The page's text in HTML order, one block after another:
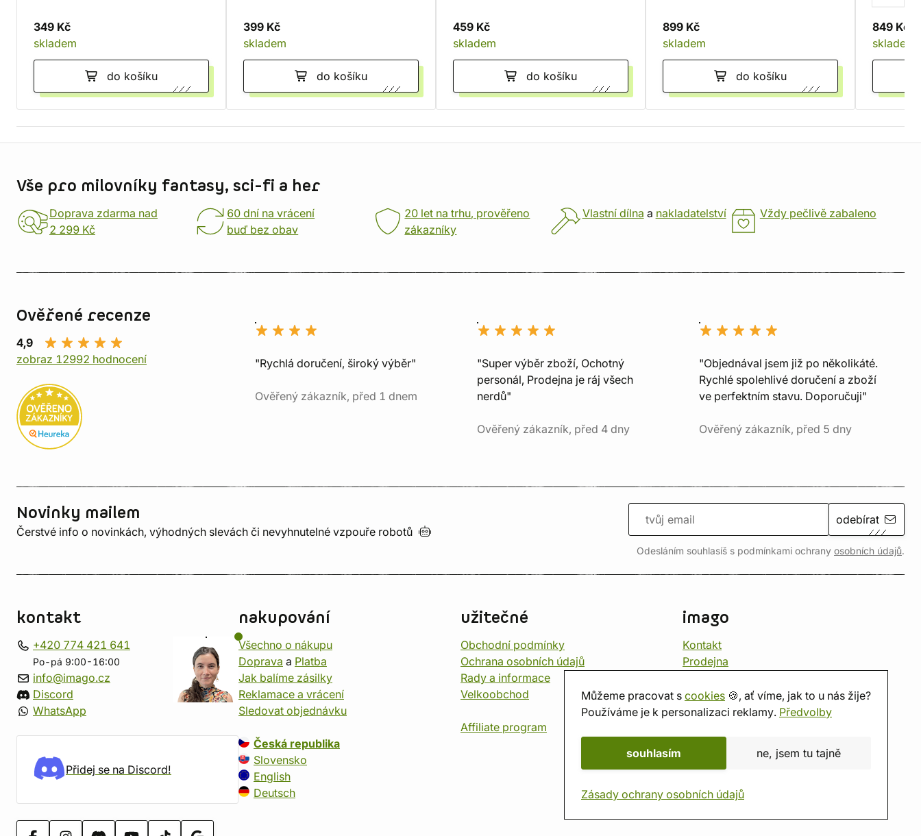
349 Kč
skladem
do košíku
399 Kč
skladem
do košíku
459 Kč
skladem
do košíku
899 Kč
skladem
do košíku
849 Kč
skladem
Můžeme pracovat s cookies 🍪, ať víme, jak to u nás žije?
Používáme je k personalizaci reklamy. Předvolby
souhlasím ne, jsem tu tajně
Zásady ochrany osobních údajů
Vše pro milovníky fantasy, sci-fi a her
Doprava zdarma nad
2 299 Kč
60 dní na vrácení
buď bez obav
20 let na trhu, prověřeno
zákazníky
Vlastní dílna a nakladatelství Vždy pečlivě zabaleno
Ověřené recenze
4,9
zobraz 12992 hodnocení
"Rychlá doručení, široký výběr"
Ověřený zákazník, před 1 dnem
"Super výběr zboží, Ochotný
personál, Prodejna je ráj všech
nerdů"
Ověřený zákazník, před 4 dny
"Objednával jsem již po několikáté.
Rychlé spolehlivé doručení a zboží
ve perfektním stavu. Doporučuji"
Ověřený zákazník, před 5 dny
Novinky mailem
Čerstvé info o novinkách, výhodných slevách či nevyhnutelné vzpouře robotů
odebírat
Odesláním souhlasíš s podmínkami ochrany osobních údajů.
kontakt
+420 774 421 641
Po-pá 9:00-16:00
info@imago.cz
Discord
WhatsApp
Přidej se na Discord!
nakupování
Všechno o nákupu
Doprava a Platba
Jak balíme zásilky
Reklamace a vrácení
Sledovat objednávku
Česká republika
Slovensko
English
Deutsch
užitečné
Obchodní podmínky
Ochrana osobních údajů
Rady a informace
Velkoobchod
Affiliate program
imago
Kontakt
Prodejna
O nás
Hodnocení obchodu